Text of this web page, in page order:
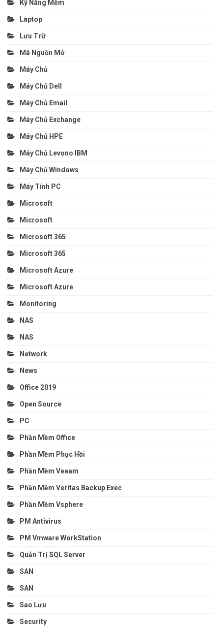
Kỹ Năng Mềm
Laptop
Lưu Trữ
Mã Nguồn Mở
Máy Chủ
Máy Chủ Dell
Máy Chủ Email
Máy Chủ Exchange
Máy Chủ HPE
Máy Chủ Levono IBM
Máy Chủ Windows
Máy Tính PC
Microsoft
Microsoft
Microsoft 365
Microsoft 365
Microsoft Azure
Microsoft Azure
Monitoring
NAS
NAS
Network
News
Office 2019
Open Source
PC
Phần Mềm Office
Phần Mềm Phục Hồi
Phần Mềm Veeam
Phần Mềm Veritas Backup Exec
Phần Mềm Vsphere
PM Antivirus
PM Vmware WorkStation
Quản Trị SQL Server
SAN
SAN
Sao Lưu
Security